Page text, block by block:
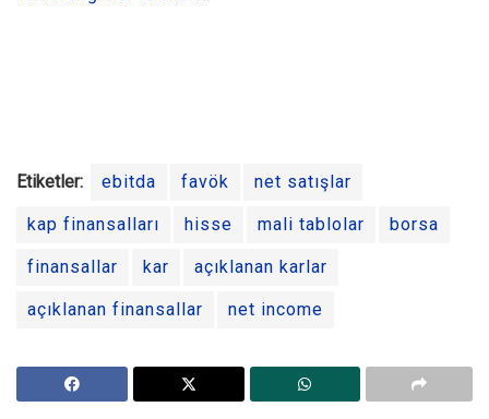
Etiketler: ebitda favök net satışlar
kap finansalları hisse mali tablolar borsa
finansallar kar açıklanan karlar
açıklanan finansallar net income